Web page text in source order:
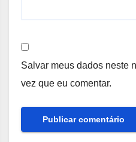
Salvar meus dados neste
vez que eu comentar.